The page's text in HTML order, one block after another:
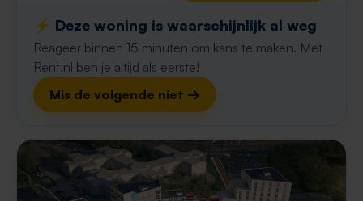
⚡️ Deze woning is waarschijnlijk al weg
Reageer binnen 15 minuten om kans te maken. Met
Rent.nl ben je altijd als eerste!
Mis de volgende niet →